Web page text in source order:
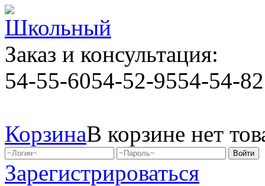
Заказ и консультация:
54-55-6054-52-9554-54-82
КорзинаВ корзине нет
Зарегистрироваться